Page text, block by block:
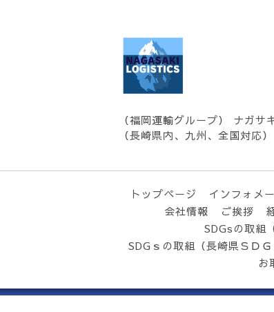
（福岡運輸グループ） ナガサ
（長崎県内、九州、全国対応
トップページ インフォメ
会社情報
ご挨拶
SDGsの取組
SDGｓの取組（長崎県ＳＤＧ
お